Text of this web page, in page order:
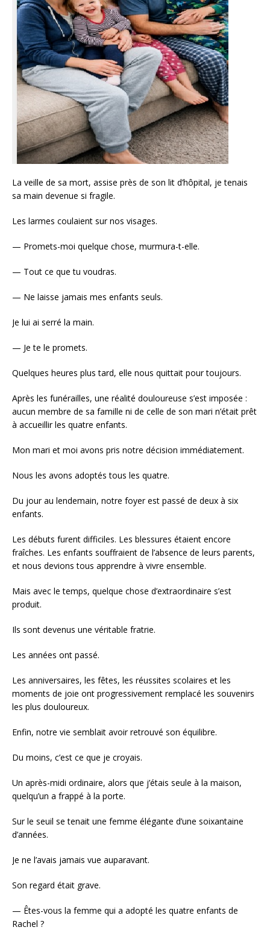
La veille de sa mort, assise près de son lit d’hôpital, je tenais
sa main devenue si fragile.
Les larmes coulaient sur nos visages.
— Promets-moi quelque chose, murmura-t-elle.
— Tout ce que tu voudras.
— Ne laisse jamais mes enfants seuls.
Je lui ai serré la main.
— Je te le promets.
Quelques heures plus tard, elle nous quittait pour toujours.
Après les funérailles, une réalité douloureuse s’est imposée :
aucun membre de sa famille ni de celle de son mari n’était prêt
à accueillir les quatre enfants.
Mon mari et moi avons pris notre décision immédiatement.
Nous les avons adoptés tous les quatre.
Du jour au lendemain, notre foyer est passé de deux à six
enfants.
Les débuts furent difficiles. Les blessures étaient encore
fraîches. Les enfants souffraient de l’absence de leurs parents,
et nous devions tous apprendre à vivre ensemble.
Mais avec le temps, quelque chose d’extraordinaire s’est
produit.
Ils sont devenus une véritable fratrie.
Les années ont passé.
Les anniversaires, les fêtes, les réussites scolaires et les
moments de joie ont progressivement remplacé les souvenirs
les plus douloureux.
Enfin, notre vie semblait avoir retrouvé son équilibre.
Du moins, c’est ce que je croyais.
Un après-midi ordinaire, alors que j’étais seule à la maison,
quelqu’un a frappé à la porte.
Sur le seuil se tenait une femme élégante d’une soixantaine
d’années.
Je ne l’avais jamais vue auparavant.
Son regard était grave.
— Êtes-vous la femme qui a adopté les quatre enfants de
Rachel ?